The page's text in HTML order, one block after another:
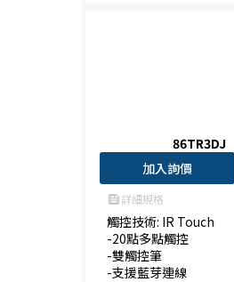
86TR3DJ
加入詢價
feed詳細規格
觸控技術: IR Touch
-20點多點觸控
-雙觸控筆
-支援藍芽連線